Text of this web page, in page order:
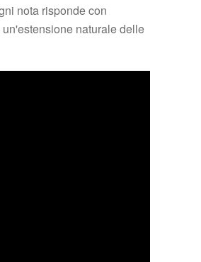
nota risponde con
naturale delle